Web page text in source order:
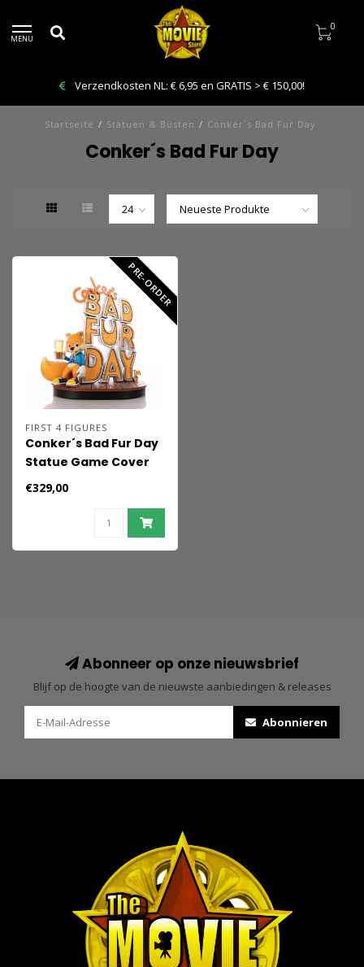
MENU
0
Verzendkosten NL: € 6,95 en GRATIS > € 150,00!
Startseite / Statuen & Büsten / Conker´s Bad Fur Day
Conker´s Bad Fur Day
PRE-ORDER
FIRST 4 FIGURES
Conker´s Bad Fur Day
Statue Game Cover
Standard Edition 45
€329,00
Abonneer op onze nieuwsbrief
Blijf op de hoogte van de nieuwste aanbiedingen & releases
Abonnieren